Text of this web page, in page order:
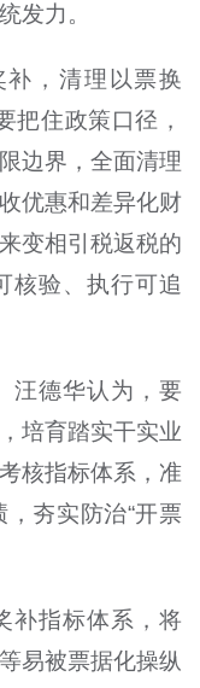
发力。
补，清理以票换
把住政策口径，
边界，全面清理
优惠和差异化财
变相引税返税的
核验、执行可追
汪德华认为，要
培育踏实干实业
核指标体系，准
夯实防治“开票
补指标体系，将
易被票据化操纵